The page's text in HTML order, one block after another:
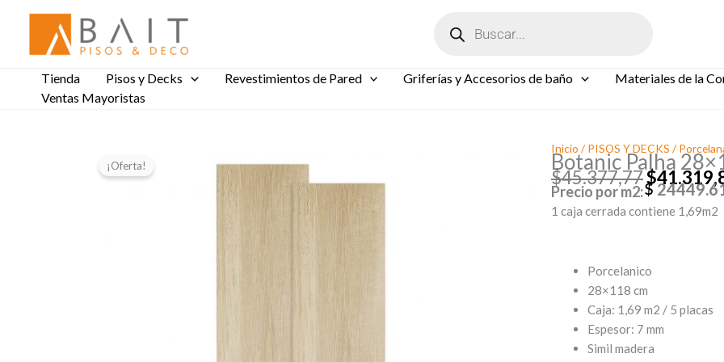
contenido
productos
Tienda Pisos y Decks Revestimientos de Pared Griferías y Accesorios de baño Materiales de la
Ventas Mayoristas
¡Oferta!
Inicio / PISOS Y DECKS /
Botanic Palha
$45.377,77
El
precio
$
Precio por m2:
1 caja cerrada contiene 1,69m2
Porcelanico
28×118 cm
Caja: 1,69 m2 / 5 placas
Espesor: 7 mm
Simil madera